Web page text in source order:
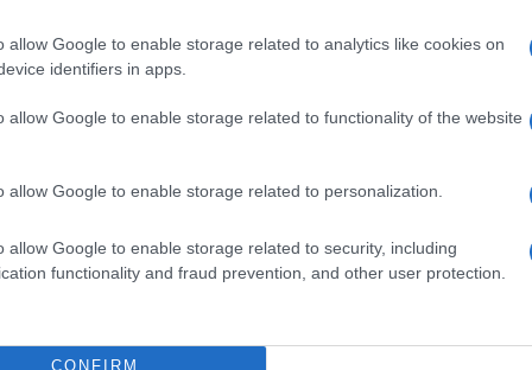
allow Google to enable storage related to analytics like cookies on
identifiers in apps.
allow Google to enable storage related to functionality of the website
allow Google to enable storage related to personalization.
allow Google to enable storage related to security, including
functionality and fraud prevention, and other user protection.
CONFIRM
na Japonsko, so oblasti testirale skoraj 300 ljudi. Nato so
zdravstvene ustanove. V zadnjih dneh so testiranje
in tiste, ki so bili v tesnem stiku z okuženimi potniki
in smejo na palubo le za kratek čas. Ob izhodu iz kabin
ljudi. Dobili so tudi termometre za redno spremljanje